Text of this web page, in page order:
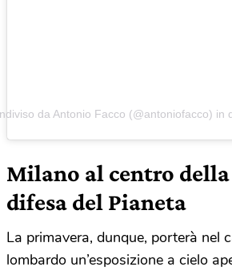
da Antonio Facco (@antoniofacco) in
Milano al centro
difesa del Pianeta
La primavera, dunque, porterà nel
lombardo un’esposizione a cielo